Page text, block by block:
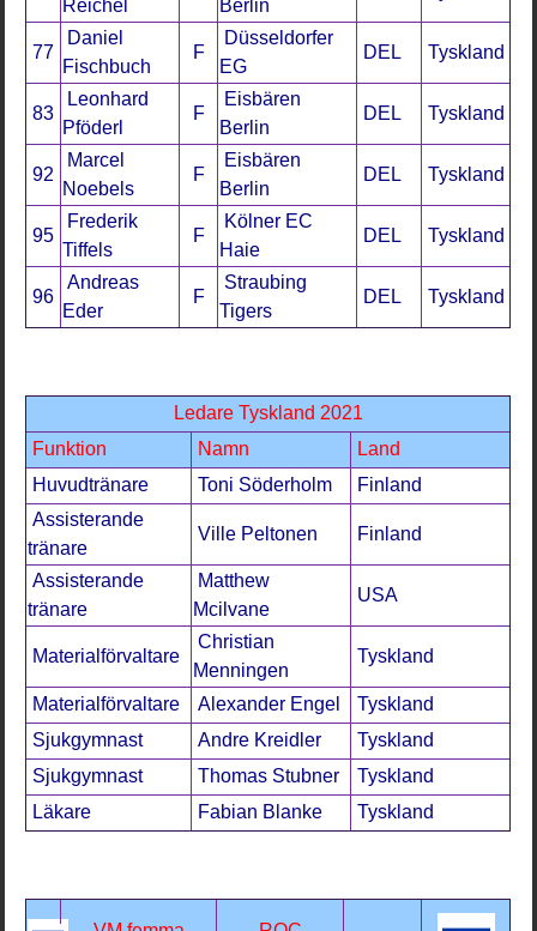
Reichel Berlin
77
Daniel
Fischbuch
F
Düsseldorfer
EG
DEL Tyskland
83
Leonhard
Pföderl
F
Eisbären
Berlin
DEL Tyskland
92
Marcel
Noebels
F
Eisbären
Berlin
DEL Tyskland
95
Frederik
Tiffels
F
Kölner EC
Haie
DEL Tyskland
96
Andreas
Eder
F
Straubing
Tigers
DEL Tyskland
Ledare Tyskland 2021
Funktion
Namn
Land
Huvudtränare
Toni Söderholm
Finland
Assisterande
tränare
Ville Peltonen Finland
Assisterande
tränare
Matthew
Mcilvane
USA
Materialförvaltare
Christian
Menningen
Tyskland
Materialförvaltare Alexander Engel
Tyskland
Sjukgymnast
Andre Kreidler
Tyskland
Sjukgymnast
Thomas Stubner
Tyskland
Läkare
Fabian Blanke Tyskland